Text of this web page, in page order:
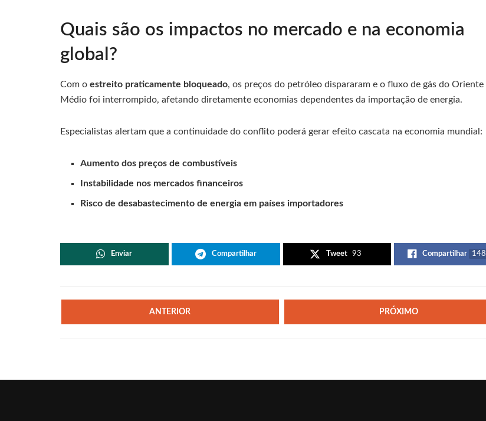
Quais são os impactos no mercado e na economia
global?
Com o estreito praticamente bloqueado, os preços do petróleo dispararam e o fluxo de gás do Oriente
Médio foi interrompido, afetando diretamente economias dependentes da importação de energia.
Especialistas alertam que a continuidade do conflito poderá gerar efeito cascata na economia mundial:
Aumento dos preços de combustíveis
Instabilidade nos mercados financeiros
Risco de desabastecimento de energia em países importadores
Enviar Compartilhar Tweet 93 Compartilhar 148
ANTERIOR PRÓXIMO